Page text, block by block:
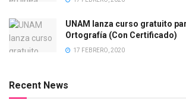
UNAM lanza curso gratuito
Ortografía (Con Certificado)
17 FEBRERO, 2020
Recent News